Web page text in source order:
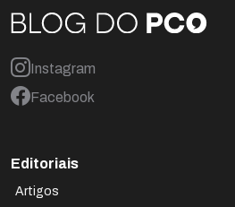
Instagram
Facebook
Editoriais
Artigos